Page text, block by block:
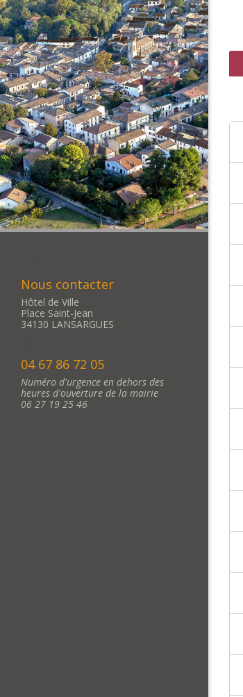
Nous contacter
Hôtel de Ville
Place Saint-Jean
34130 LANSARGUES
04 67 86 72 05
Numéro d'urgence en dehors des
heures d'ouverture de la mairie
06 27 19 25 46